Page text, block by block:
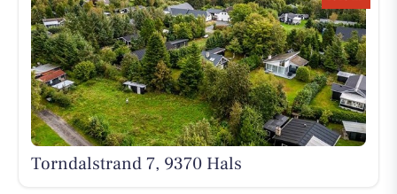
Torndalstrand 7, 9370 Hals